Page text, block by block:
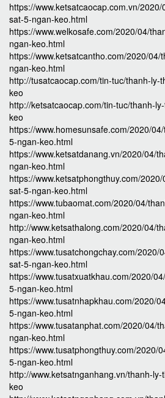
https://www.ketsatcaocap.com.vn/
sat-5-ngan-keo.html
https://www.welkosafe.com/2020/04/
ngan-keo.html
https://www.ketsatcantho.com/2020/
ngan-keo.html
http://tusatcaocap.com/tin-tuc/thanh-ly-
keo
http://ketsatcaocap.com/tin-tuc/thanh-
keo
https://www.homesunsafe.com/2020/
5-ngan-keo.html
https://www.ketsatdanang.vn/2020/04/
ngan-keo.html
https://www.ketsatphongthuy.com/
sat-5-ngan-keo.html
https://www.tubaomat.com/2020/04/
ngan-keo.html
http://www.ketsathalong.com/2020/04/
ngan-keo.html
https://www.tusatchongchay.com/2020/
sat-5-ngan-keo.html
https://www.tusatxuatkhau.com/2020/
5-ngan-keo.html
https://www.tusatnhapkhau.com/2020/
5-ngan-keo.html
https://www.tusatanphat.com/2020/04/
ngan-keo.html
https://www.tusatphongthuy.com/2020/
5-ngan-keo.html
http://www.ketsatnganhang.vn/thanh-
keo